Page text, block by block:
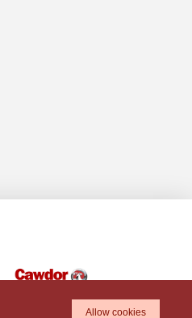
Allow cookies